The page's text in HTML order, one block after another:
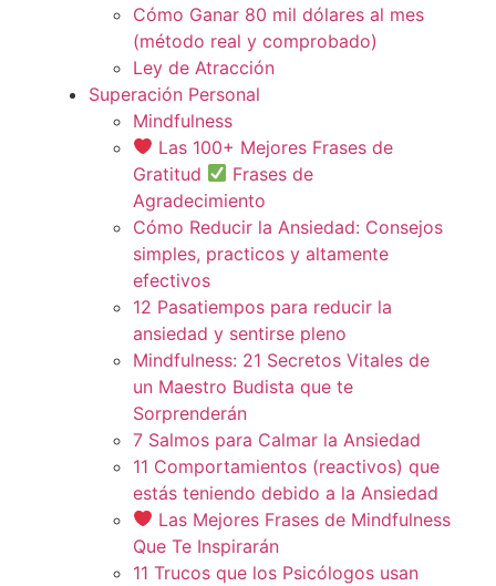
Cómo Ganar 80 mil dólares al mes
(método real y comprobado)
Ley de Atracción
Superación Personal
Mindfulness
Las 100+ Mejores Frases de
Gratitud
Frases de
Agradecimiento
Cómo Reducir la Ansiedad: Consejos
simples, practicos y altamente
efectivos
12 Pasatiempos para reducir la
ansiedad y sentirse pleno
Mindfulness: 21 Secretos Vitales de
un Maestro Budista que te
Sorprenderán
7 Salmos para Calmar la Ansiedad
11 Comportamientos (reactivos) que
estás teniendo debido a la Ansiedad
Las Mejores Frases de Mindfulness
Que Te Inspirarán
11 Trucos que los Psicólogos usan